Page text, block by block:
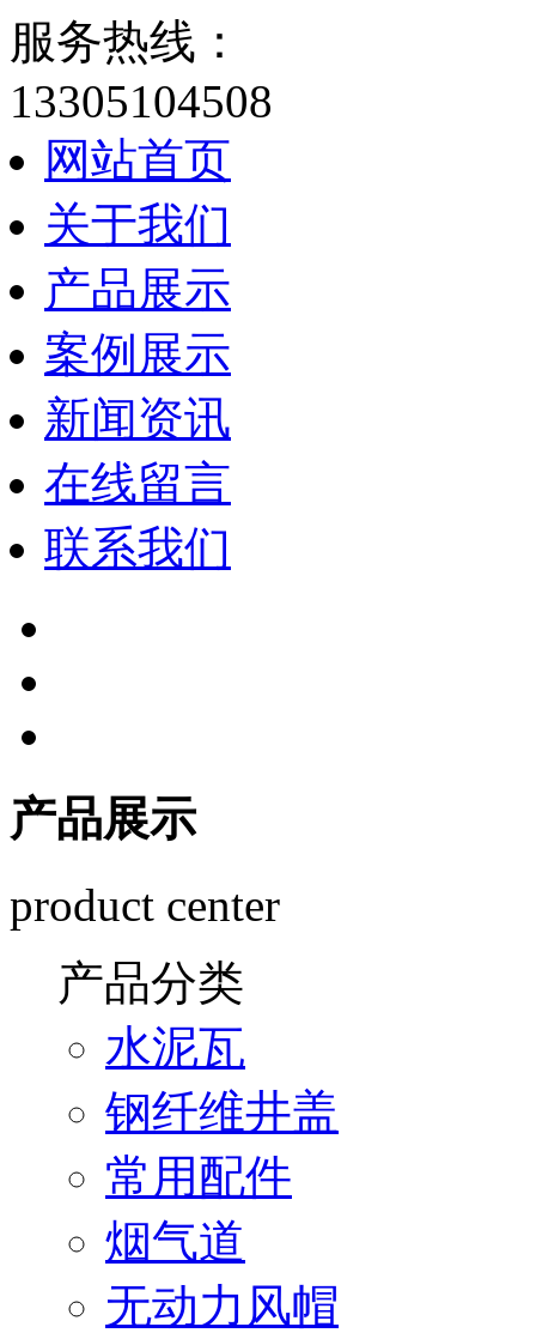
服务热线：
13305104508
网站首页
关于我们
产品展示
案例展示
新闻资讯
在线留言
联系我们
产品展示
product center
产品分类
水泥瓦
钢纤维井盖
常用配件
烟气道
无动力风帽